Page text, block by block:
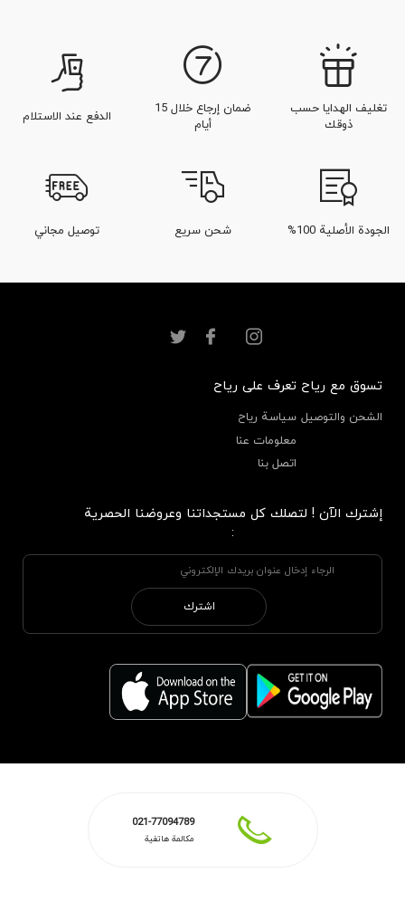
تغليف الهدايا حسب
ذوقك
ضمان إرجاع خلال 15
أيام
الدفع عند الاستلام
الجودة الأصلية 100% شحن سريع توصيل مجاني
تسوق مع رياح
الشحن والتوصيل
تعرف على رياح
سياسة رياح
معلومات عنا
اتصل بنا
إشترك الآن ! لتصلك كل مستجداتنا وعروضنا الحصرية
:
اشترك
021-77094789
مكالمة هاتفية